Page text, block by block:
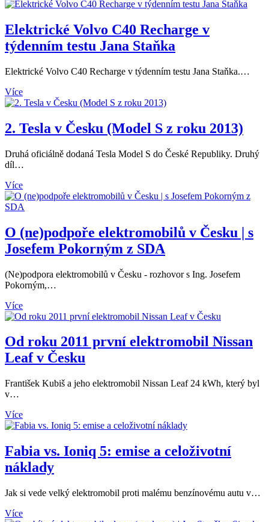
Elektrické Volvo C40 Recharge v
týdenním testu Jana Staňka
Elektrické Volvo C40 Recharge v týdenním testu Jana Staňka.…
Více
2. Tesla v Česku (Model S z roku 2013)
Druhá oficiálně dodaná Tesla Model S do České Republiky. Druhý
díl…
Více
O (ne)podpoře elektromobilů v Česku | s
Josefem Pokorným z SDA
(Ne)podpora elektromobilů v Česku - rozhovor s Ing. Josefem
Pokorným,…
Více
Od roku 2011 první elektromobil Nissan
Leaf v Česku
František Kubiš a jeho elektromobil Nissan Leaf 24 kWh, který byl
v…
Více
Fabia vs. Ioniq 5: emise a celoživotní
náklady
Jak si vede velký elektromobil proti malému benzínovému autu v…
Více